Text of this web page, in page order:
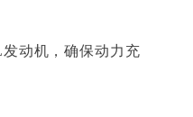
动机，确保动力充